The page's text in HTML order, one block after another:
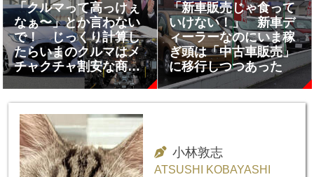
「クルマって高っけぇ
なぁ〜」とか言わない
で！ じっくり計算し
たらいまのクルマはメ
チャクチャ割安な商品
だった
「新車販売じゃ食って
いけない！」 新車デ
ィーラーなのにいま稼
ぎ頭は「中古車販売」
に移行しつつあった
小林敦志
ATSUSHI KOBAYASHI